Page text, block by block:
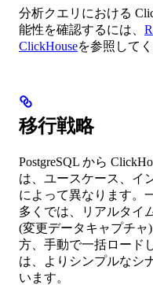
分析クエリにおける
能性を確認するには、
ClickHouseを参照してく
移行戦略
PostgreSQL から
は、ユースケース、イ
によって異なります。
多くでは、リアルタイ
(変更データキャプチャ
方、手動で一括ロード
は、よりシンプルなシ
います。